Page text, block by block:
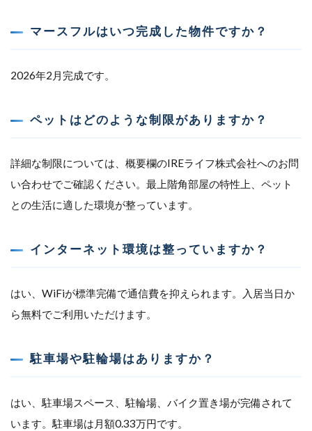
マースフルはいつ完成した物件ですか？
2026年2月完成です。
ペットはどのような制限がありますか？
詳細な制限については、概要欄のIREライフ株式会社へのお問
い合わせでご確認ください。最上階角部屋の特性上、ペット
との生活に適した環境が整っています。
インターネット環境は整っていますか？
はい、WiFiが標準完備で通信費を抑えられます。入居当日か
ら無料でご利用いただけます。
駐車場や駐輪場はありますか？
はい、駐車場スペース、駐輪場、バイク置き場が完備されて
います。駐車場は月額0.33万円です。